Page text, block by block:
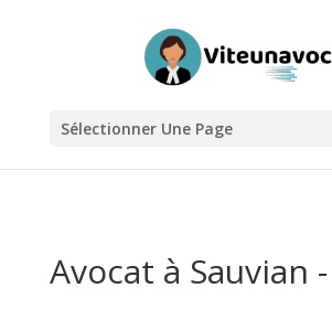
Sélectionner Une Page
Avocat à Sauvian